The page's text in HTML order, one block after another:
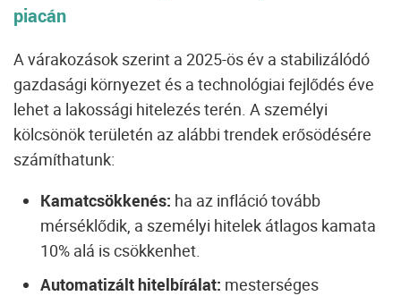
piacán
A várakozások szerint a 2025-ös év a stabilizálódó
gazdasági környezet és a technológiai fejlődés éve
lehet a lakossági hitelezés terén. A személyi
kölcsönök területén az alábbi trendek erősödésére
számíthatunk:
Kamatcsökkenés: ha az infláció tovább
mérséklődik, a személyi hitelek átlagos kamata
10% alá is csökkenhet.
Automatizált hitelbírálat: mesterséges